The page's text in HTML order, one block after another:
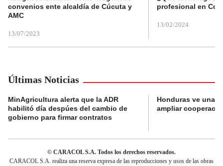
convenios ente alcaldía de Cúcuta y
AMC
13/07/2023
profesional en
13/02/2024
Últimas Noticias
MinAgricultura alerta que la ADR
habilitó día despúes del cambio de
gobierno para firmar contratos
Honduras ve una
ampliar
© CARACOL S.A. Todos los derechos reservados.
CARACOL S.A. realiza una reserva expresa de las reproducciones y usos de las obras